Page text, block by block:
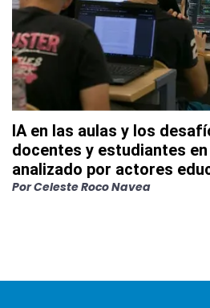
IA en las aulas y los
docentes y estudiantes en
analizado por actores
PorCeleste Roco Navea